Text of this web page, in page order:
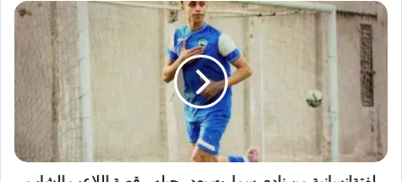
لفتةإنسانية
من
نادي
سمارت
بعد
رحيله..
قصة
اللاعب
الشاب
لؤي